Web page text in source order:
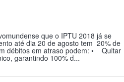
que o IPTU 2018 já se
até dia 20 de agosto tem 20% de
débitos em atraso podem: • Quitar
garantindo 100% d...